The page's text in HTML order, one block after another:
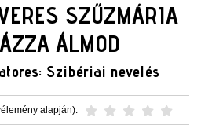
SZŰZMÁRIA
ÁLMOD
Szibériai nevelés
alapján):